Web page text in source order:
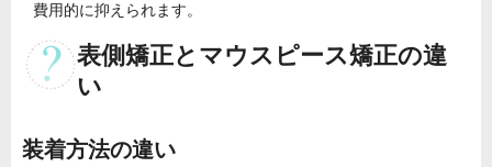
費用的に抑えられます。
表側矯正とマウスピース矯正の違
い
装着方法の違い